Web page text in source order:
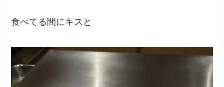
食べてる間にキスと